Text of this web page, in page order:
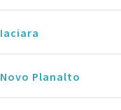
Iaciara
Novo Planalto